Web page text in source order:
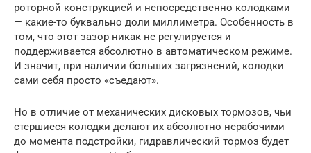
роторной конструкцией и непосредственно колодками
— какие-то буквально доли миллиметра. Особенность в
том, что этот зазор никак не регулируется и
поддерживается абсолютно в автоматическом режиме.
И значит, при наличии больших загрязнений, колодки
сами себя просто «съедают».
Но в отличие от механических дисковых тормозов, чьи
стершиеся колодки делают их абсолютно нерабочими
до момента подстройки, гидравлический тормоз будет